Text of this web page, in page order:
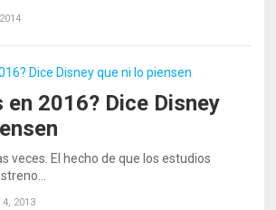
en 2016? Dice Disney
veces. El hecho de que los estudios
2013